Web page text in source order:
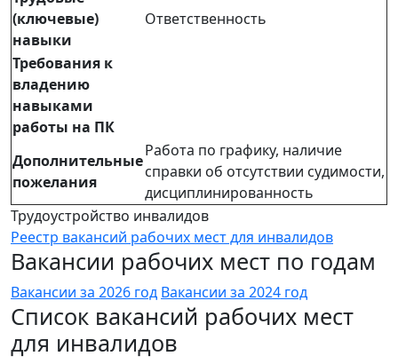
(ключевые)
навыки
Ответственность
Требования к
владению
навыками
работы на ПК
Дополнительные
пожелания
Работа по графику, наличие
справки об отсутствии судимости,
дисциплинированность
Трудоустройство инвалидов
Реестр вакансий рабочих мест для инвалидов
Вакансии рабочих мест по годам
Вакансии за 2026 год Вакансии за 2024 год
Список вакансий рабочих мест
для инвалидов